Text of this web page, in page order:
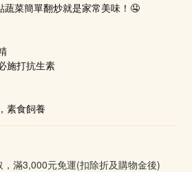
蔬菜簡單翻炒就是家常美味！🤤
施打抗生素
素食飼養
滿3,000元免運(扣除折及購物金後)